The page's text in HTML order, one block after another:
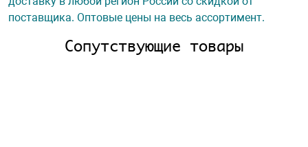
поставщика. Оптовые цены на весь ассортимент.
Сопутствующие товары